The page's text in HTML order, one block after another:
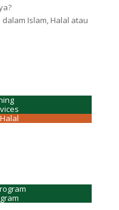
Islam, Halal atau